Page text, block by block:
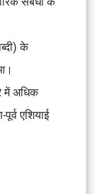
के
में अधिक
एशियाई